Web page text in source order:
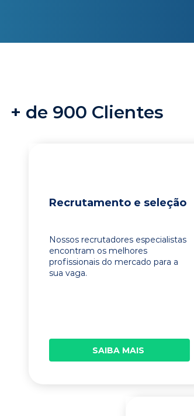
+ de 900 Clientes
Recrutamento e seleção
Nossos recrutadores especialistas
encontram os melhores
profissionais do mercado para a
sua vaga.
SAIBA MAIS